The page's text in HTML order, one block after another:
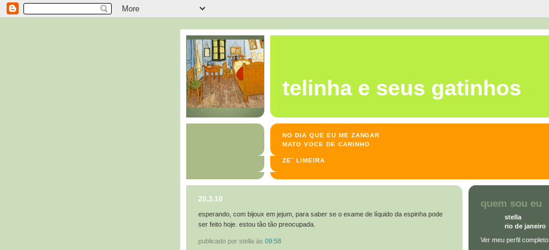
telinha e seus gatinhos
NO DIA QUE EU ME ZANGAR
MATO VOCE DE CARINHO
ZE´ LIMEIRA
20.3.10
esperando, com bijoux em jejum, para saber se o exame de líquido da espinha pode
ser feito hoje. estou tão tão preocupada.
publicado por stella às 09:58
quem sou eu
stella
rio de janeiro
Ver meu perfil completo